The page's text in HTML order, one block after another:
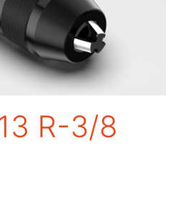
R-3/8